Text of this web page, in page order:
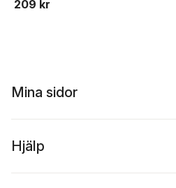
209 kr
Mina sidor
Hjälp